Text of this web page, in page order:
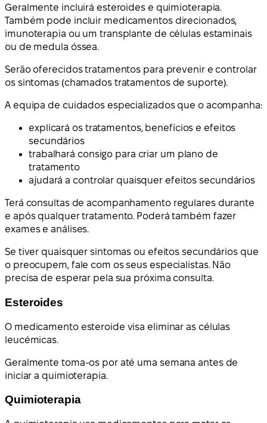
Geralmente incluirá esteroides e quimioterapia.
Também pode incluir medicamentos direcionados,
imunoterapia ou um transplante de células estaminais
ou de medula óssea.
Serão oferecidos tratamentos para prevenir e controlar
os sintomas (chamados tratamentos de suporte).
A equipa de cuidados especializados que o acompanha:
explicará os tratamentos, benefícios e efeitos
secundários
trabalhará consigo para criar um plano de
tratamento
ajudará a controlar quaisquer efeitos secundários
Terá consultas de acompanhamento regulares durante
e após qualquer tratamento. Poderá também fazer
exames e análises.
Se tiver quaisquer sintomas ou efeitos secundários que
o preocupem, fale com os seus especialistas. Não
precisa de esperar pela sua próxima consulta.
Esteroides
O medicamento esteroide visa eliminar as células
leucémicas.
Geralmente toma-os por até uma semana antes de
iniciar a quimioterapia.
Quimioterapia